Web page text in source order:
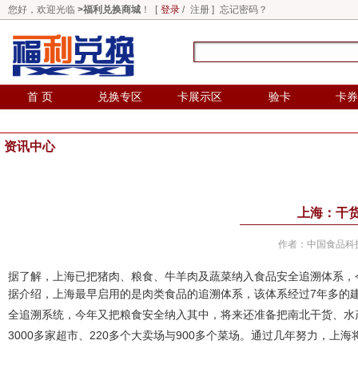
您好，欢迎光临 >福利兑换商城 ！ [ 登录 / 注册 ] 忘记密码？
首 页 兑换专区 卡展示区 验卡 卡
资讯中心
上海：干
作者：中国食品
据了解，上海已把猪肉、粮食、牛羊肉及蔬菜纳入食品安全追溯体系
据介绍，上海最早启用的是肉类食品的追溯体系，该体系经过7年多
全追溯系统，今年又把粮食安全纳入其中，将来还准备把南北干货、
3000多家超市、220多个大卖场与900多个菜场。通过几年努力，上